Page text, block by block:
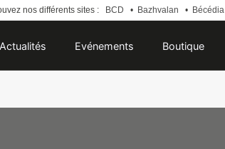
nos différents sites : BCD • Bazhvalan • Bécédia
Actualités Evénements Boutique